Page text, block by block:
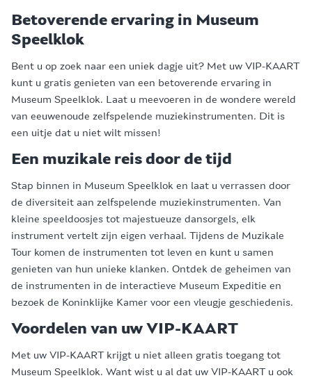
Betoverende ervaring in Museum
Speelklok
Bent u op zoek naar een uniek dagje uit? Met uw VIP-KAART
kunt u gratis genieten van een betoverende ervaring in
Museum Speelklok. Laat u meevoeren in de wondere wereld
van eeuwenoude zelfspelende muziekinstrumenten. Dit is
een uitje dat u niet wilt missen!
Een muzikale reis door de tijd
Stap binnen in Museum Speelklok en laat u verrassen door
de diversiteit aan zelfspelende muziekinstrumenten. Van
kleine speeldoosjes tot majestueuze dansorgels, elk
instrument vertelt zijn eigen verhaal. Tijdens de Muzikale
Tour komen de instrumenten tot leven en kunt u samen
genieten van hun unieke klanken. Ontdek de geheimen van
de instrumenten in de interactieve Museum Expeditie en
bezoek de Koninklijke Kamer voor een vleugje geschiedenis.
Voordelen van uw VIP-KAART
Met uw VIP-KAART krijgt u niet alleen gratis toegang tot
Museum Speelklok. Want wist u al dat uw VIP-KAART u ook